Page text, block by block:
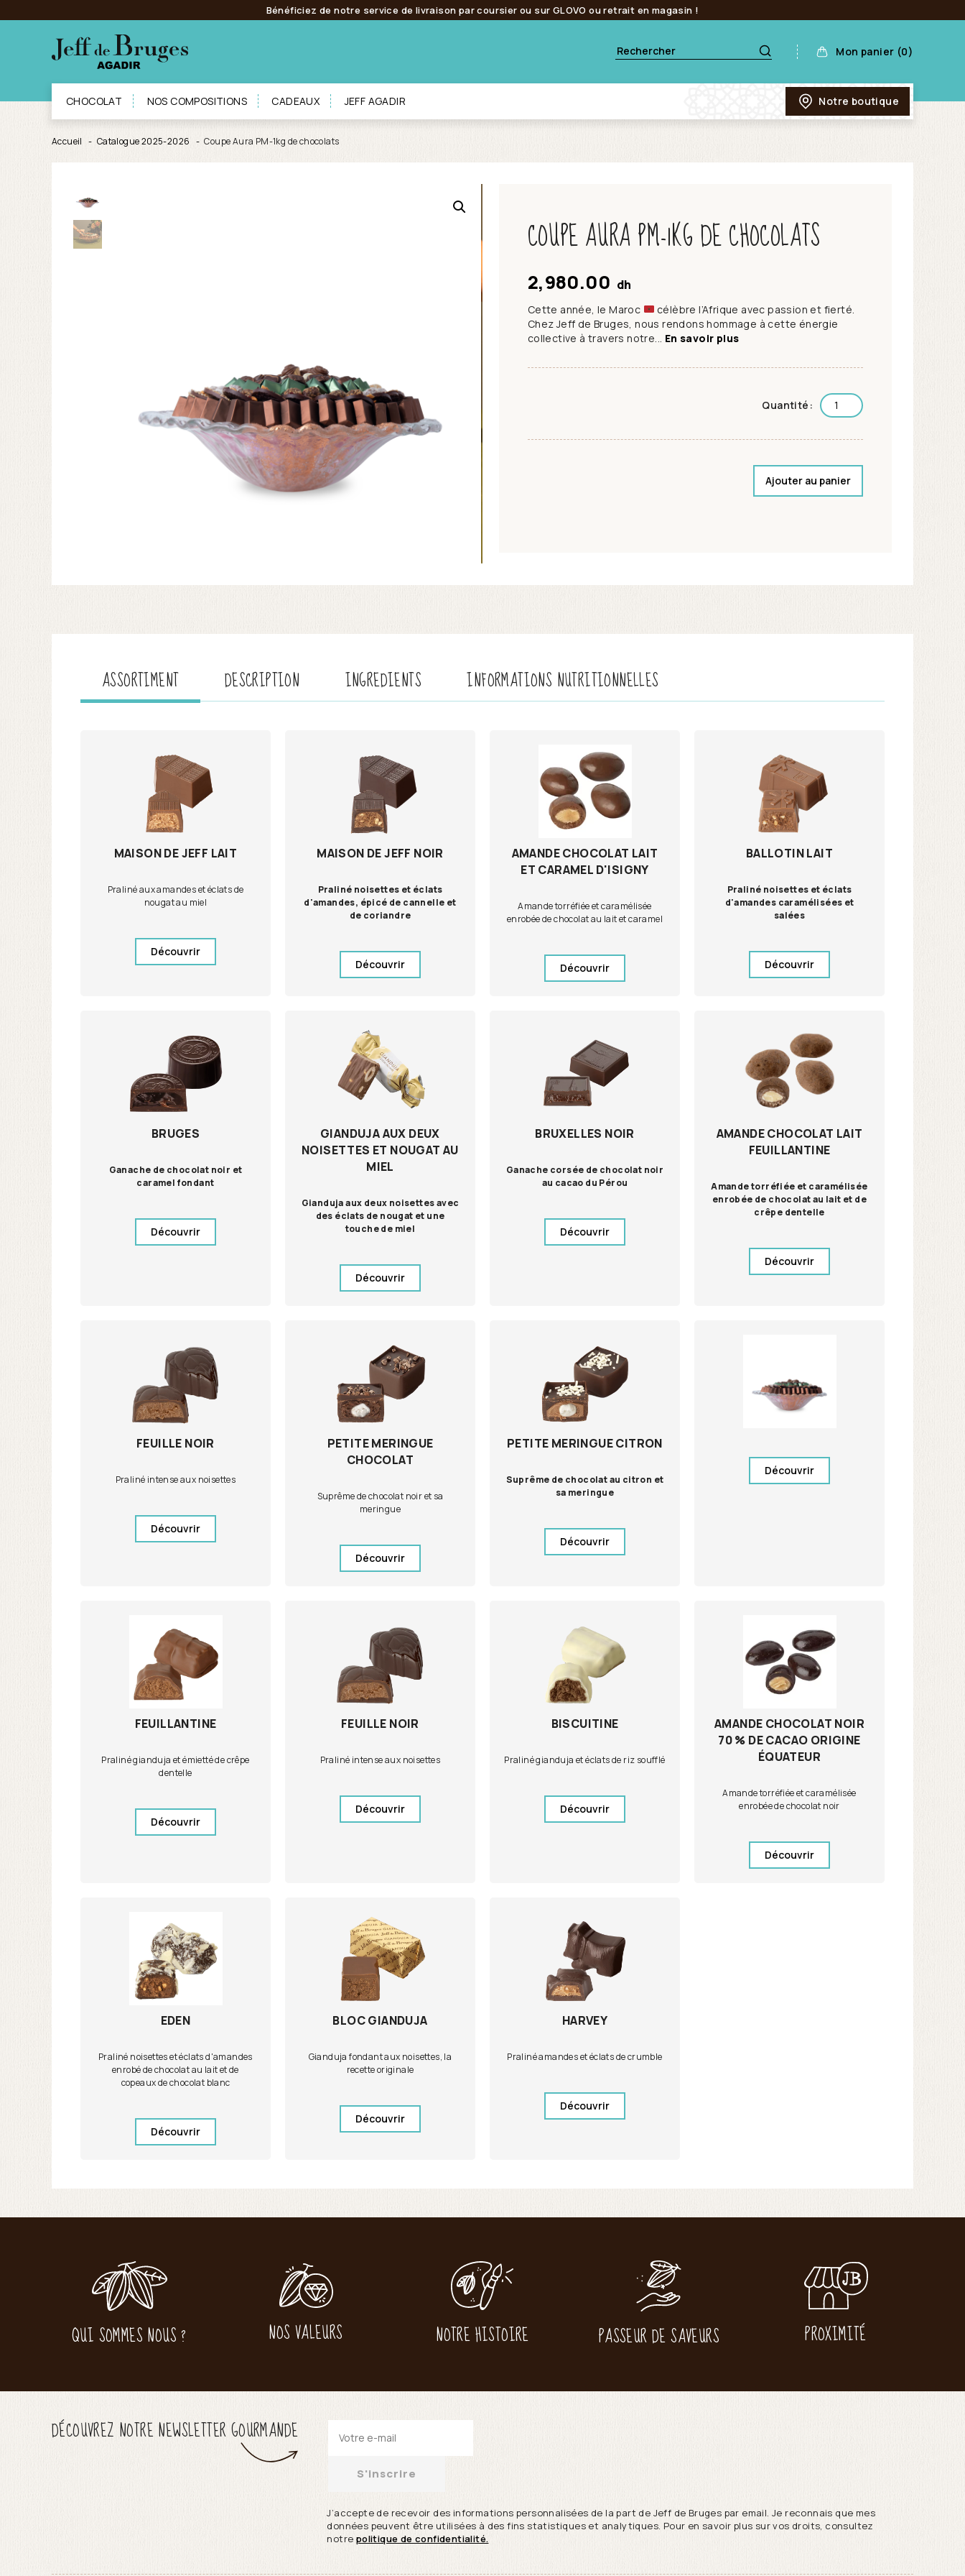
Bénéficiez de notre service de livraison par coursier ou sur GLOVO ou retrait en magasin !
Mon panier (0)
CHOCOLAT NOS COMPOSITIONS CADEAUX JEFF AGADIR Notre boutique
Accueil Catalogue 2025-2026 Coupe Aura PM-1kg de chocolats
COUPE AURA PM-1KG DE CHOCOLATS
2,980.00 dh
Cette année, le Maroc
célèbre l’Afrique avec passion et fierté.
Chez Jeff de Bruges, nous rendons hommage à cette énergie
collective à travers notre... En savoir plus
Quantité:
Ajouter au panier
ASSORTIMENT DESCRIPTION INGREDIENTS INFORMATIONS NUTRITIONNELLES
MAISON DE JEFF LAIT
Praliné aux amandes et éclats de
nougat au miel
Découvrir
MAISON DE JEFF NOIR
Praliné noisettes et éclats
d'amandes, épicé de cannelle et
de coriandre
Découvrir
AMANDE CHOCOLAT LAIT
ET CARAMEL D'ISIGNY
Amande torréfiée et caramélisée
enrobée de chocolat au lait et caramel
Découvrir
BALLOTIN LAIT
Praliné noisettes et éclats
d'amandes caramélisées et
salées
Découvrir
BRUGES
Ganache de chocolat noir et
caramel fondant
Découvrir
GIANDUJA AUX DEUX
NOISETTES ET NOUGAT AU
MIEL
Gianduja aux deux noisettes avec
des éclats de nougat et une
touche de miel
Découvrir
BRUXELLES NOIR
Ganache corsée de chocolat noir
au cacao du Pérou
Découvrir
AMANDE CHOCOLAT LAIT
FEUILLANTINE
Amande torréfiée et caramélisée
enrobée de chocolat au lait et de
crêpe dentelle
Découvrir
FEUILLE NOIR
Praliné intense aux noisettes
Découvrir
PETITE MERINGUE
CHOCOLAT
Suprême de chocolat noir et sa
meringue
Découvrir
PETITE MERINGUE CITRON
Suprême de chocolat au citron et
sa meringue
Découvrir
Découvrir
FEUILLANTINE
Praliné gianduja et émietté de crêpe
dentelle
Découvrir
FEUILLE NOIR
Praliné intense aux noisettes
Découvrir
BISCUITINE
Praliné gianduja et éclats de riz soufflé
Découvrir
AMANDE CHOCOLAT NOIR
70 % DE CACAO ORIGINE
ÉQUATEUR
Amande torréfiée et caramélisée
enrobée de chocolat noir
Découvrir
EDEN
Praliné noisettes et éclats d'amandes
enrobé de chocolat au lait et de
copeaux de chocolat blanc
Découvrir
BLOC GIANDUJA
Gianduja fondant aux noisettes, la
recette originale
Découvrir
HARVEY
Praliné amandes et éclats de crumble
Découvrir
QUI SOMMES NOUS ? NOS VALEURS NOTRE HISTOIRE PASSEUR DE SAVEURS PROXIMITÉ
DÉCOUVREZ NOTRE NEWSLETTER GOURMANDE
S'inscrire
J’accepte de recevoir des informations personnalisées de la part de Jeff de Bruges par email. Je reconnais que mes
données peuvent être utilisées à des fins statistiques et analytiques. Pour en savoir plus sur vos droits, consultez
notre politique de confidentialité.